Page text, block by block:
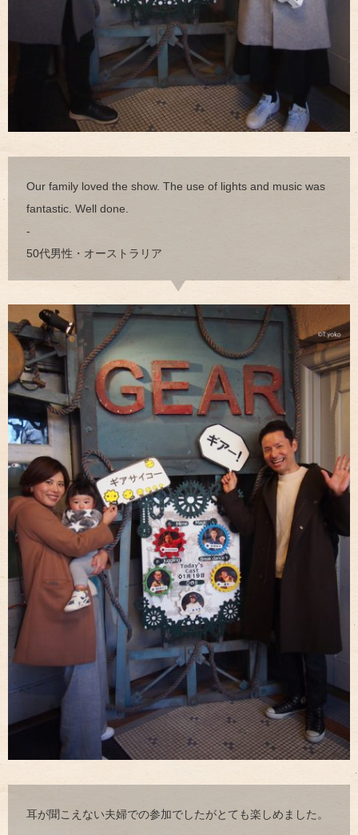
Our family loved the show. The use of lights and music was
fantastic. Well done.
-
50代男性・オーストラリア
耳が聞こえない夫婦での参加でしたがとても楽しめました。